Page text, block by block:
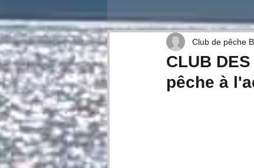
BULLETIN-INFO
CONSEILS D'EXPERTS
CLUB
pêche à
Club de pêche